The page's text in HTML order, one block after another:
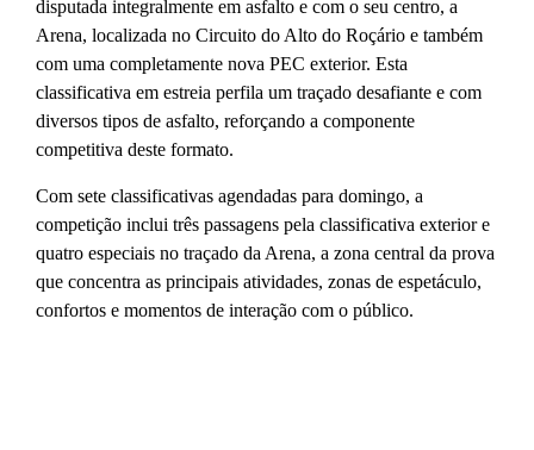
disputada integralmente em asfalto e com o seu centro, a
Arena, localizada no Circuito do Alto do Roçário e também
com uma completamente nova PEC exterior. Esta
classificativa em estreia perfila um traçado desafiante e com
diversos tipos de asfalto, reforçando a componente
competitiva deste formato.
Com sete classificativas agendadas para domingo, a
competição inclui três passagens pela classificativa exterior e
quatro especiais no traçado da Arena, a zona central da prova
que concentra as principais atividades, zonas de espetáculo,
confortos e momentos de interação com o público.